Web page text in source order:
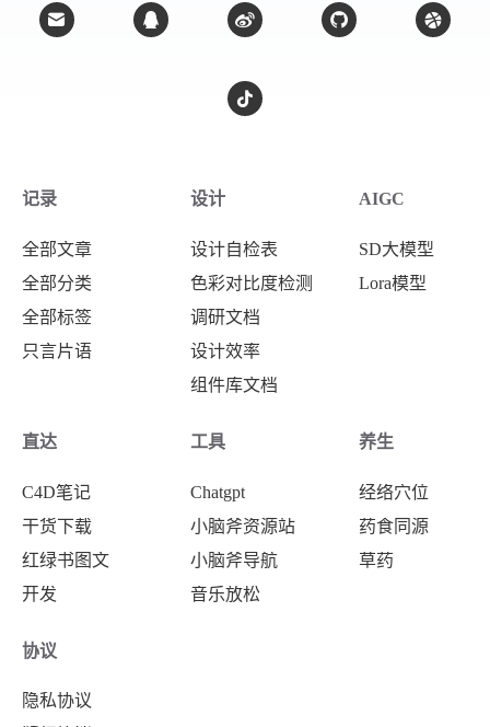
记录
全部文章
全部分类
全部标签
只言片语
设计
设计自检表
色彩对比度检测
调研文档
设计效率
组件库文档
AIGC
SD大模型
Lora模型
直达
C4D笔记
干货下载
红绿书图文
开发
工具
Chatgpt
小脑斧资源站
小脑斧导航
音乐放松
养生
经络穴位
药食同源
草药
协议
隐私协议